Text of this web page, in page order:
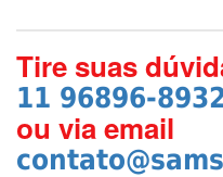
Tire suas
11 96896-
ou via email